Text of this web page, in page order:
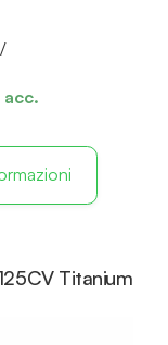
acc.
Titanium